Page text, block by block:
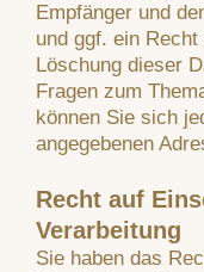
Empfänger und
und ggf. ein
Löschung dieser
Fragen zum
können Sie sich
angegebenen
Recht auf
Verarbeitung
Sie haben das